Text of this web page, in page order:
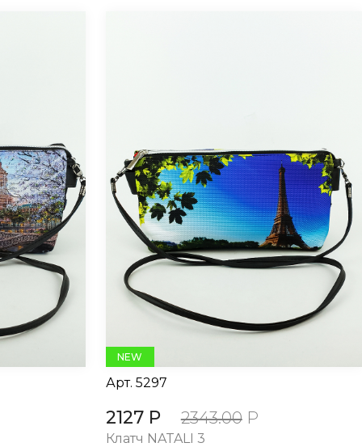
NEW
Арт. 5297
2127 Р 2343.00 Р
Клатч NATALI 3